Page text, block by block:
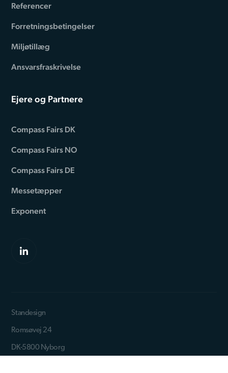
Referencer
Forretningsbetingelser
Miljøtillæg
Ansvarsfraskrivelse
Ejere og Partnere
Compass Fairs DK
Compass Fairs NO
Compass Fairs DE
Messetæpper
Exponent
Standesign
Romsøvej 24
DK-5800 Nyborg